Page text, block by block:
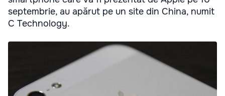
septembrie, au apărut pe un site din China, numit
C Technology.